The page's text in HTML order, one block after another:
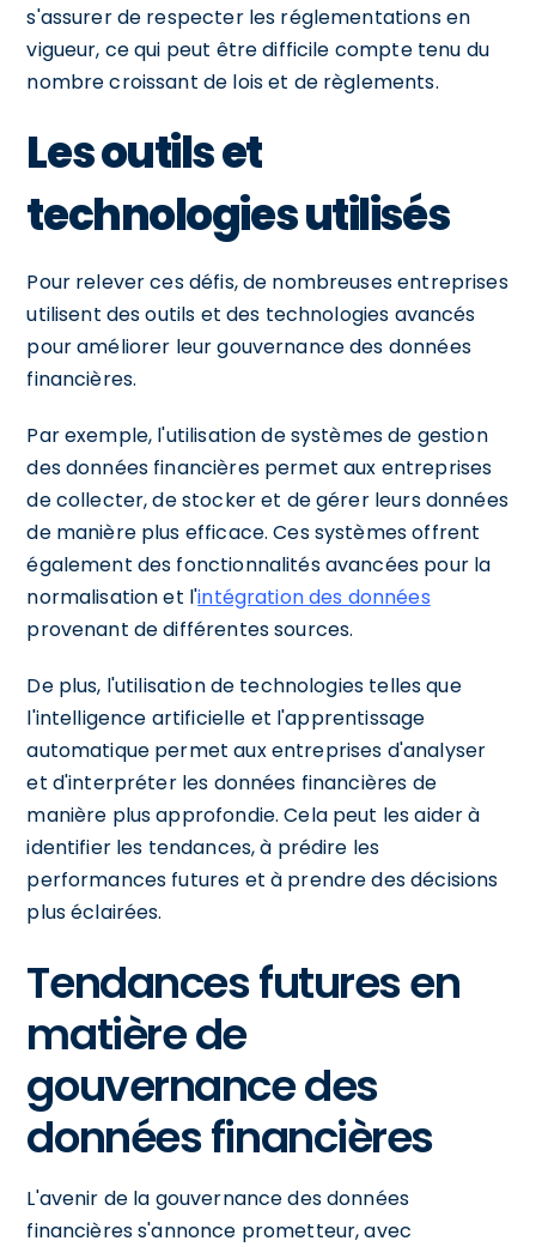
s'assurer de respecter les réglementations en
vigueur, ce qui peut être difficile compte tenu du
nombre croissant de lois et de règlements.
Les outils et
technologies utilisés
Pour relever ces défis, de nombreuses entreprises
utilisent des outils et des technologies avancés
pour améliorer leur gouvernance des données
financières.
Par exemple, l'utilisation de systèmes de gestion
des données financières permet aux entreprises
de collecter, de stocker et de gérer leurs données
de manière plus efficace. Ces systèmes offrent
également des fonctionnalités avancées pour la
normalisation et l'intégration des données
provenant de différentes sources.
De plus, l'utilisation de technologies telles que
l'intelligence artificielle et l'apprentissage
automatique permet aux entreprises d'analyser
et d'interpréter les données financières de
manière plus approfondie. Cela peut les aider à
identifier les tendances, à prédire les
performances futures et à prendre des décisions
plus éclairées.
Tendances futures en
matière de
gouvernance des
données financières
L'avenir de la gouvernance des données
financières s'annonce prometteur, avec